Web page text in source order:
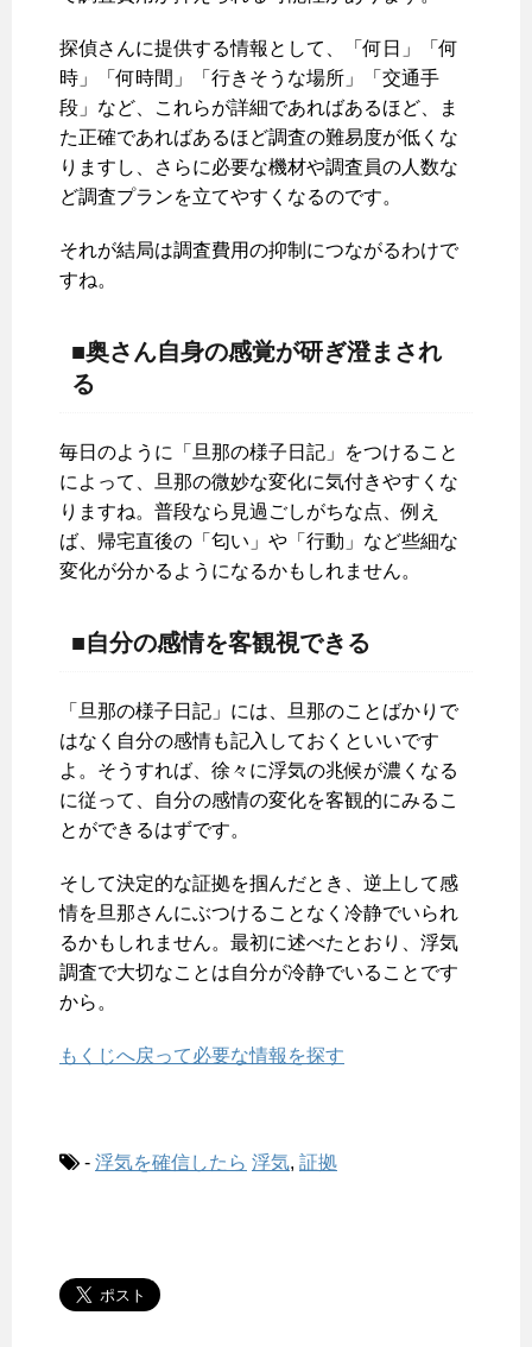
探偵さんに提供する情報として、「何日」「何
時」「何時間」「行きそうな場所」「交通手
段」など、これらが詳細であればあるほど、ま
た正確であればあるほど調査の難易度が低くな
りますし、さらに必要な機材や調査員の人数な
ど調査プランを立てやすくなるのです。
それが結局は調査費用の抑制につながるわけで
すね。
■奥さん自身の感覚が研ぎ澄まされ
る
毎日のように「旦那の様子日記」をつけること
によって、旦那の微妙な変化に気付きやすくな
りますね。普段なら見過ごしがちな点、例え
ば、帰宅直後の「匂い」や「行動」など些細な
変化が分かるようになるかもしれません。
■自分の感情を客観視できる
「旦那の様子日記」には、旦那のことばかりで
はなく自分の感情も記入しておくといいです
よ。そうすれば、徐々に浮気の兆候が濃くなる
に従って、自分の感情の変化を客観的にみるこ
とができるはずです。
そして決定的な証拠を掴んだとき、逆上して感
情を旦那さんにぶつけることなく冷静でいられ
るかもしれません。最初に述べたとおり、浮気
調査で大切なことは自分が冷静でいることです
から。
もくじへ戻って必要な情報を探す
- 浮気を確信したら 浮気, 証拠